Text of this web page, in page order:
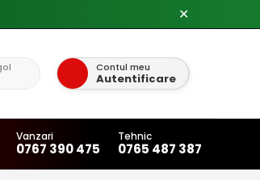
✕
Contul meu
Autentificare
Vanzari
0767 390 475
Tehnic
0765 487 387